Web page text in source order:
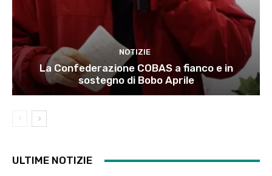
NOTIZIE
La Confederazione COBAS a fianco e in
sostegno di Bobo Aprile
ULTIME NOTIZIE